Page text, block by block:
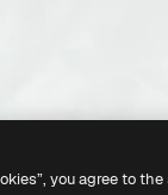
you agree to